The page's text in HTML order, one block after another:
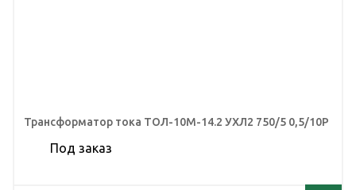
Трансформатор тока ТОЛ-10М-14.2 УХЛ2 750/5 0,5/10Р
Под заказ